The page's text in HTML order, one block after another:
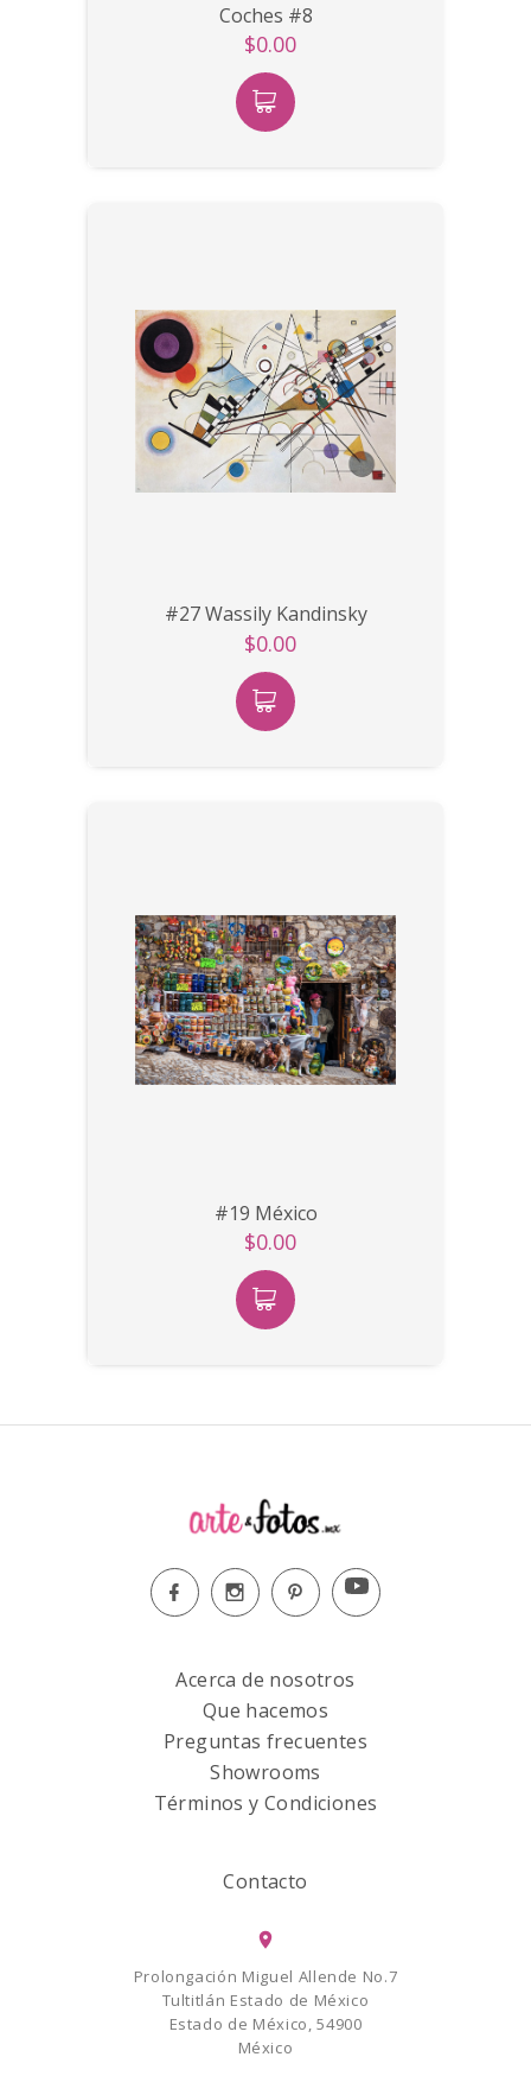
Coches #8
$0.00
#27 Wassily Kandinsky
$0.00
#19 México
$0.00
Acerca de nosotros
Que hacemos
Preguntas frecuentes
Showrooms
Términos y Condiciones
Contacto
Prolongación Miguel Allende No.7
Tultitlán Estado de México
Estado de México, 54900
México